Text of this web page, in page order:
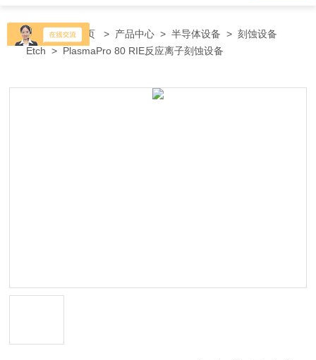
当前位置：首页 > 产品中心 >半导体设备 >刻蚀设备
Etch > PlasmaPro 80 RIE反应离子刻蚀设备